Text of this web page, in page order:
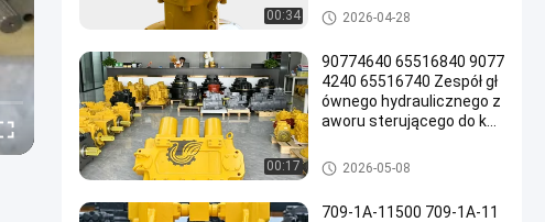
00:34
okiej jakości części zamie
nne do dużych obciążeń
Pompa hydrauliczna koparki
2026-04-28
00:17
90774640 65516840 9077
4240 65516740 Zespół gł
ównego hydraulicznego z
aworu sterującego do kop
PC4000-6 Bardzo duże gó
rnicze części zamienne
Główny zawór sterujący kopar
ki
2026-05-08
709-1A-11500 709-1A-11